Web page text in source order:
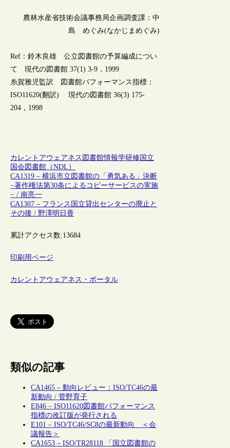
農林水産省技術会議事務局企画調査課：中
島 めぐみ(なかじまめぐみ)
Ref：鈴木良雄 公立図書館の予算編成につい
て 現代の図書館 37(1) 3-9，1999
糸賀雅児監訳 図書館パフォーマンス指標：
ISO11620(翻訳) 現代の図書館 36(3) 175-
204，1998
カレントアウェアネス 図書館情報学研修 国立
国会図書館（NDL）
CA1319 – 横浜市立図書館の「勇気ある」決断
−著作権法第30条によるコピーサービスの実施
− / 南亮一
CA1307 – フランス国立貸出センターの廃止と
その後 / 野澤明日香
累計アクセス数:13684
印刷用ページ
カレントアウェアネス・ポータル
類似の記事
CA1465 – 動向レビュー：ISO/TC46の最
新動向 / 菅野育子
E846 – ISO11620図書館パフォーマンス
指標の改訂版が発行される
E101 – ISO/TC46/SC8の最新動向 ＜会
議報告＞
CA1653 – ISO/TR28118 「国立図書館の